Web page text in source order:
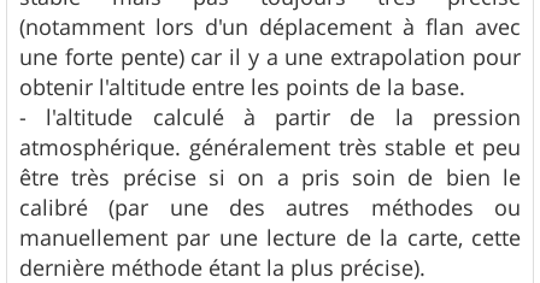
(notamment lors d'un déplacement à flan avec
une forte pente) car il y a une extrapolation pour
obtenir l'altitude entre les points de la base.
- l'altitude calculé à partir de la pression
atmosphérique. généralement très stable et peu
être très précise si on a pris soin de bien le
calibré (par une des autres méthodes ou
manuellement par une lecture de la carte, cette
dernière méthode étant la plus précise).